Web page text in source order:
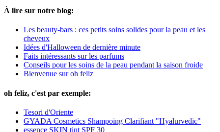
À lire sur notre blog:
Les beauty-bars : ces petits soins solides pour la peau et les
cheveux
Idées d'Halloween de dernière minute
Faits intéressants sur les parfums
Conseils pour les soins de la peau pendant la saison froide
Bienvenue sur oh feliz
oh feliz, c'est par exemple:
Tesori d'Oriente
GYADA Cosmetics Shampoing Clarifiant "Hyalurvedic"
essence SKIN tint SPF 30